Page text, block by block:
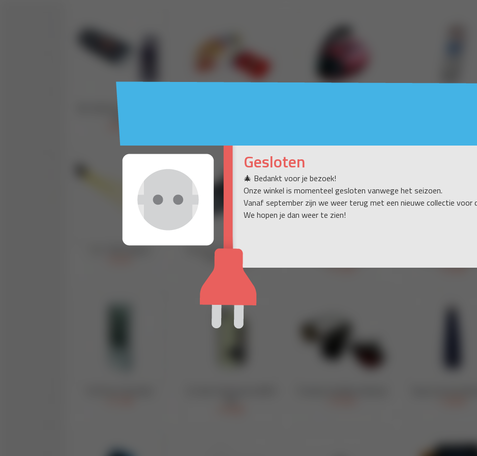
Gesloten
🎄 Bedankt voor je bezoek!
Onze winkel is momenteel gesloten vanwege het seizoen.
Vanaf september zijn we weer terug met een nieuwe collectie voor
We hopen je dan weer te zien!